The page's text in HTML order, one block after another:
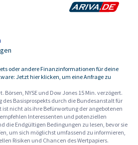
oder andere Finanzinformationen für deine
Jetzt hier klicken, um eine Anfrage zu
Börsen, NYSE und Dow Jones 15 Min. verzögert.
des Basisprospekts durch die Bundesanstalt für
nicht als ihre Befürwortung der angebotenen
empfehlen Interessenten und potenziellen
die Endgültigen Bedingungen zu lesen, bevor sie
um sich möglichst umfassend zu informieren,
Risiken und Chancen des Wertpapiers.